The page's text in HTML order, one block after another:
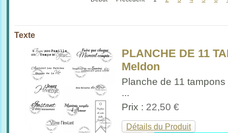
Texte
PLANCHE DE 11
Meldon
Planche de 11
...
Prix : 22,50 €
Détails du Produit